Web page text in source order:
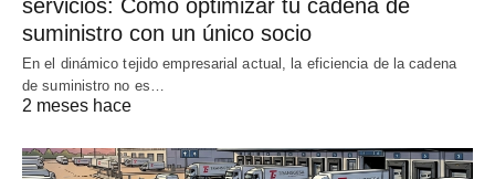
servicios: Cómo optimizar tu cadena de
suministro con un único socio
En el dinámico tejido empresarial actual, la eficiencia de la cadena
de suministro no es…
2 meses hace